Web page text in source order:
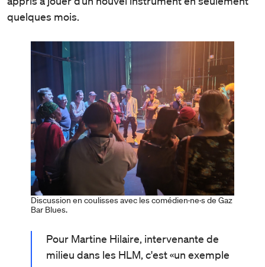
quelques mois.
Discussion en coulisses avec les comédien·ne·s de Gaz
Bar Blues.
Pour Martine Hilaire, intervenante de
milieu dans les HLM, c'est «un exemple